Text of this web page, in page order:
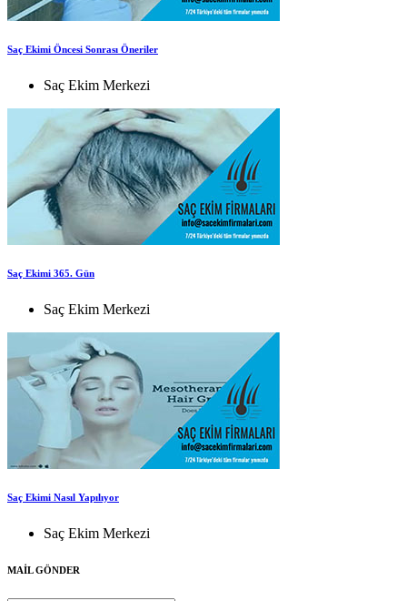
Saç Ekimi Öncesi Sonrası Öneriler
Saç Ekim Merkezi
Saç Ekimi 365. Gün
Saç Ekim Merkezi
Saç Ekimi Nasıl Yapılıyor
Saç Ekim Merkezi
MAİL GÖNDER